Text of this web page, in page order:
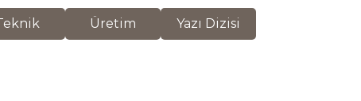
Üretim Yazı Dizisi